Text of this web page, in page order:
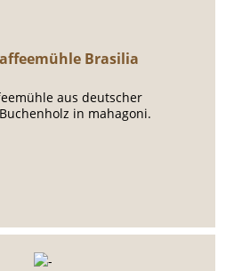
Brasilia
aus deutscher
in mahagoni.